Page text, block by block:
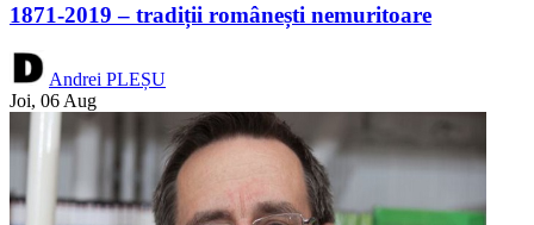
1871-2019 – tradiții românești nemuritoare
Andrei PLEȘU
Joi, 06 Aug